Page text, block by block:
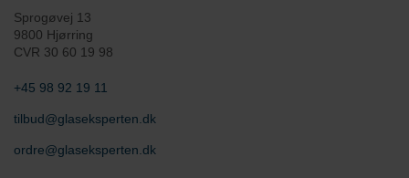
Sprogøvej 13
9800 Hjørring
CVR 30 60 19 98
+45 98 92 19 11
tilbud@glaseksperten.dk
ordre@glaseksperten.dk